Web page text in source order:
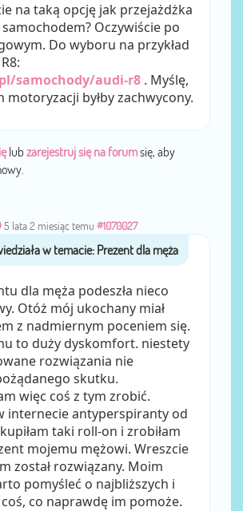
na taką opcję jak przejażdżka
Oczywiście po
Do wyboru na przykład
samochody/audi-r8 . Myślę,
motoryzacji byłby zachwycony.
lub zarejestruj się na forumsię, aby
5 lata 2 miesiąc temu #1070027
przezkalina27
dla męża podeszła nieco
Otóż mój ukochany miał
z nadmiernym poceniem się.
to duży dyskomfort. niestety
rozwiązania nie
skutku.
więc coś z tym zrobić.
internecie antyperspiranty od
taki roll-on i zrobiłam
mojemu mężowi. Wreszcie
został rozwiązany. Moim
pomyśleć o najbliższych i
co naprawdę im pomoże.